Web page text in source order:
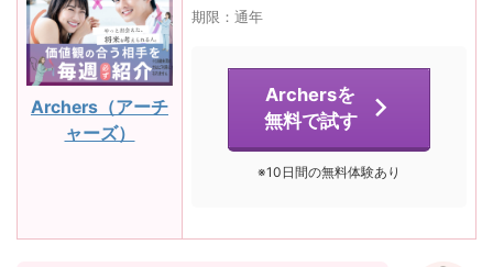
Archers（アーチ
ャーズ）
期限：通年
Archersを
無料で試す
※10日間の無料体験あり